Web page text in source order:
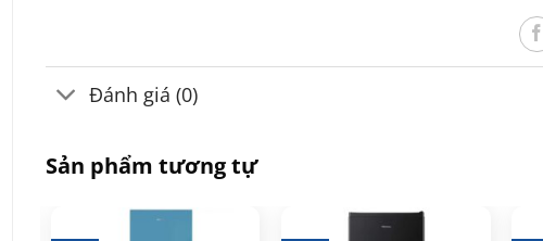
Đánh giá (0)
Sản phẩm tương tự